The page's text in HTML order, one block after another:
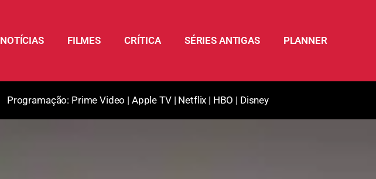
NOTÍCIAS FILMES CRÍTICA SÉRIES ANTIGAS PLANNER
Programação: Prime Video | Apple TV| Netflix | HBO | Disney